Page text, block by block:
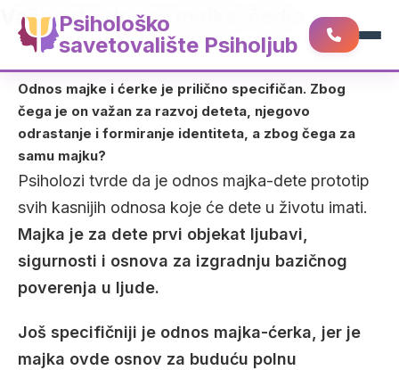
Psihološko
savetovalište Psiholjub
Važnost odnosa majka-ćerka
Odnos majke i ćerke је prilično specifičan. Zbog
čega je on važan za razvoj deteta, njegovo
odrastanje i formiranje identiteta, a zbog čega za
samu majku?
Psiholozi tvrde da je odnos majka-dete prototip
svih kasnijih odnosa koje će dete u životu imati.
Majka je za dete prvi objekat ljubavi,
sigurnosti i osnova za izgradnju bazičnog
poverenja u ljude.
Još specifičniji je odnos majka-ćerka, jer je
majka ovde osnov za buduću polnu